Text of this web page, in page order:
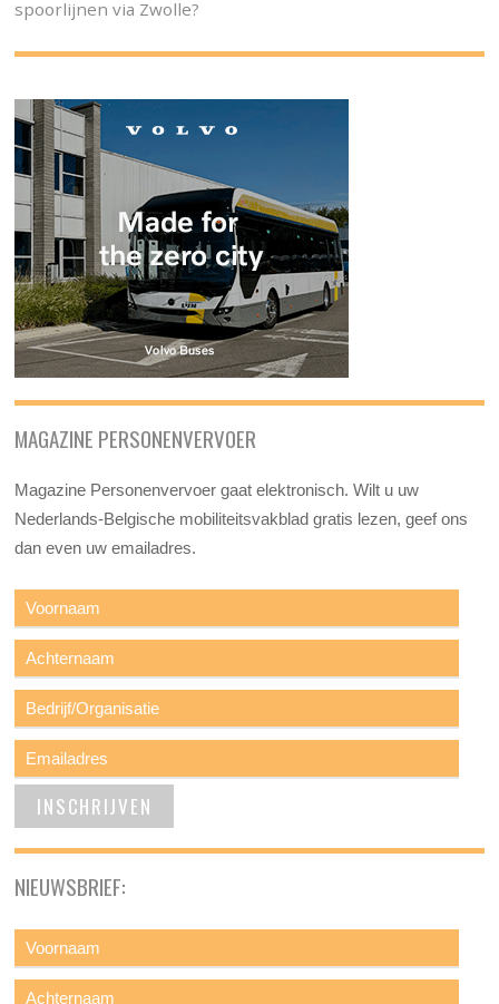
spoorlijnen via Zwolle?
MAGAZINE PERSONENVERVOER
Magazine Personenvervoer gaat elektronisch. Wilt u uw
Nederlands-Belgische mobiliteitsvakblad gratis lezen, geef ons
dan even uw emailadres.
NIEUWSBRIEF: